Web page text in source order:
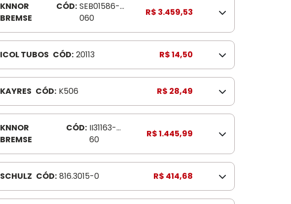
KNNOR
BREMSE
CÓD: SEB01586-
060
R$ 3.459,53
ICOL TUBOS CÓD: 20113 R$ 14,50
KAYRES CÓD: K506 R$ 28,49
KNNOR
BREMSE
CÓD: II31163-
60
R$ 1.445,99
SCHULZ CÓD: 816.3015-0 R$ 414,68